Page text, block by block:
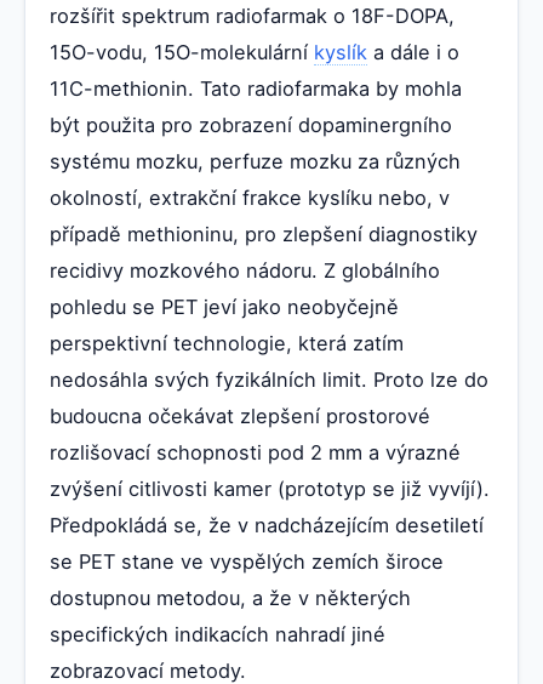
rozšířit spektrum radiofarmak o 18F-DOPA,
15O-vodu, 15O-molekulární kyslík a dále i o
11C-methionin. Tato radiofarmaka by mohla
být použita pro zobrazení dopaminergního
systému mozku, perfuze mozku za různých
okolností, extrakční frakce kyslíku nebo, v
případě methioninu, pro zlepšení diagnostiky
recidivy mozkového nádoru. Z globálního
pohledu se PET jeví jako neobyčejně
perspektivní technologie, která zatím
nedosáhla svých fyzikálních limit. Proto lze do
budoucna očekávat zlepšení prostorové
rozlišovací schopnosti pod 2 mm a výrazné
zvýšení citlivosti kamer (prototyp se již vyvíjí).
Předpokládá se, že v nadcházejícím desetiletí
se PET stane ve vyspělých zemích široce
dostupnou metodou, a že v některých
specifických indikacích nahradí jiné
zobrazovací metody.